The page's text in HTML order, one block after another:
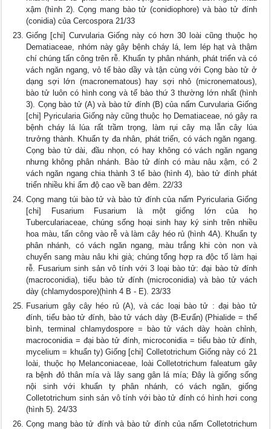
xậm (hình 2). Cọng mang bào tử (conidiophore) và bào tử đính
(conidia) của Cercospora 21/33
Giống [chi] Curvularia Giống này có hơn 30 loài cũng thuộc họ
Dematiaceae, nhóm này gây bệnh cháy lá, lem lép hạt và thậm
chí chúng tấn công trên rễ. Khuẩn ty phân nhánh, phát triển và có
vách ngăn ngang, vỏ tế bào dầy và tận cùng với Cọng bào tử ở
dạng sợi lớn (macronematous) hay sợi nhỏ (micronematous),
bào tử luôn có hình cong và tế bào thứ 3 thường lớn nhất (hình
3). Cọng bào tử (A) và bào tử đính (B) của nấm Curvularia Giống
[chi] Pyricularia Giống này cũng thuộc họ Dematiaceae, nó gây ra
bệnh cháy lá lúa rất trầm trọng, làm rụi cây mạ lẫn cây lúa
trưởng thành. Khuẩn ty đa nhân, phát triển, có vách ngăn ngang.
Cọng bào tử dài, đầu nhọn, có hay không có vách ngăn ngang
nhưng không phân nhánh. Bào tử đính có màu nâu xậm, có 2
vách ngăn ngang chia thành 3 tế bào (hình 4), bào tử đính phát
triển nhiều khi ẩm độ cao về ban đêm. 22/33
Cọng mang túi bào tử và bào tử đính của nấm Pyricularia Giống
[chi] Fusarium Fusarium là một giống lớn của họ
Tuberculariaceae, chúng sống hoại sinh hay ký sinh trên nhiều
hoa màu, tấn công vào rễ và làm cây héo rủ (hình 4A). Khuẩn ty
phân nhánh, có vách ngăn ngang, màu trắng khi còn non và
chuyển sang màu nâu khi già; chúng tổng hợp ra độc tố làm hại
rễ. Fusarium sinh sản vô tính với 3 loại bào tử: đại bào tử đính
(macroconidia), tiểu bào tử đính (microconidia) và bào tử vách
dày (chlamydospore)(hình 4 B - E). 23/33
Fusarium gây cây héo rủ (A), và các loại bào tử : đại bào tử
đính, tiểu bào tử đính, bào tử vách dày (B-Eưẩn) (Phialide = thể
bình, terminal chlamydospore = bào tử vách dày hoàn chỉnh,
macroconidia = đại bào tử đính, microconidia = tiểu bào tử đính,
mycelium = khuẩn ty) Giống [chi] Colletotrichum Giống này có 21
loài, thuộc họ Melanconiaceae, loài Colletotrichum faleatum gây
ra bệnh đỏ thân mía và lây sang gân lá mía; Đây là giống sống
nội sinh với khuẩn ty phân nhánh, có vách ngăn, giống
Colletotrichum sinh sản vô tính với bào tử đính có hình hơi cong
(hình 5). 24/33
Cọng mang bào tử đính và bào tử đính của nấm Colletotrichum